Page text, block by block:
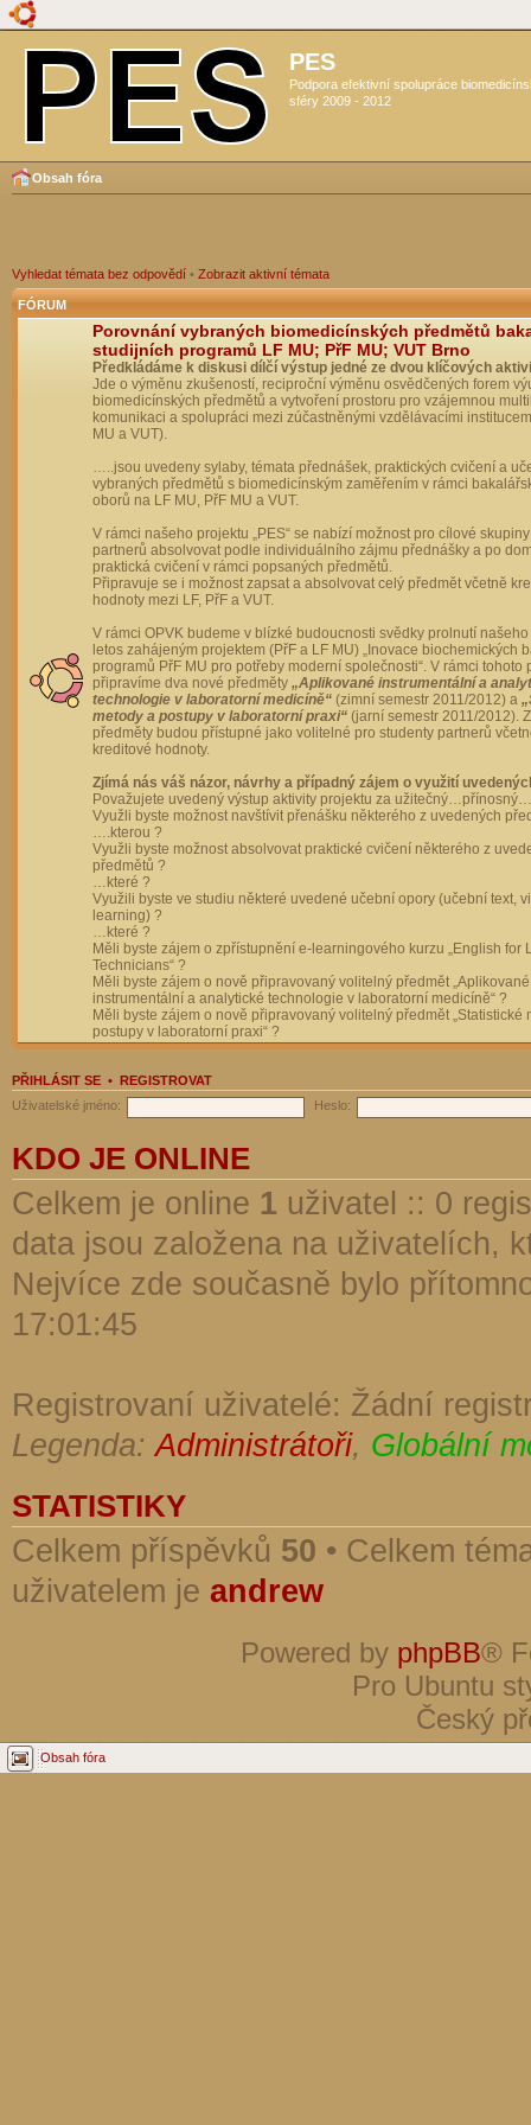
PES
Podpora efektivní spolupráce
sféry 2009 - 2012
Obsah fóra
Vyhledat témata bez odpovědí • Zobrazit aktivní témata
FÓRUM
Porovnání vybraných biomedicínských předmětů
studijních programů LF MU; PřF MU; VUT Brno
Předkládáme k diskusi dílčí výstup jedné ze dvou klíčových
Jde o výměnu zkušeností, reciproční výměnu osvědčených forem
biomedicínských předmětů a vytvoření prostoru pro vzájemnou
komunikaci a spolupráci mezi zúčastněnými vzdělávacími
MU a VUT).
…..jsou uvedeny sylaby, témata přednášek, praktických cvičení a
vybraných předmětů s biomedicínským zaměřením v rámci
oborů na LF MU, PřF MU a VUT.
V rámci našeho projektu „PES“ se nabízí možnost pro cílové
partnerů absolvovat podle individuálního zájmu přednášky a po
praktická cvičení v rámci popsaných předmětů.
Připravuje se i možnost zapsat a absolvovat celý předmět včetně
hodnoty mezi LF, PřF a VUT.
V rámci OPVK budeme v blízké budoucnosti svědky prolnutí
letos zahájeným projektem (PřF a LF MU) „Inovace biochemických
programů PřF MU pro potřeby moderní společnosti“. V rámci tohoto
připravíme dva nové předměty „Aplikované instrumentální a
technologie v laboratorní medicíně“ (zimní semestr 2011/2012) a
metody a postupy v laboratorní praxi“ (jarní semestr 2011/2012).
předměty budou přístupné jako volitelné pro studenty partnerů
kreditové hodnoty.
Zjímá nás váš názor, návrhy a případný zájem o využití
Považujete uvedený výstup aktivity projektu za
Využli byste možnost navštívit přenášku některého z uvedených
….kterou ?
Využli byste možnost absolvovat praktické cvičení některého z
předmětů ?
…které ?
Využili byste ve studiu některé uvedené učební opory (učební text,
learning) ?
…které ?
Měli byste zájem o zpřístupnění e-learningového kurzu „English for
Technicians“ ?
Měli byste zájem o nově připravovaný volitelný předmět „Aplikované
instrumentální a analytické technologie v laboratorní medicíně“ ?
Měli byste zájem o nově připravovaný volitelný předmět „Statistické
postupy v laboratorní praxi“ ?
PŘIHLÁSIT SE • REGISTROVAT
Uživatelské jméno:
Heslo:
KDO JE ONLINE
Celkem je online 1 uživatel :: 0
data jsou založena na uživatelích,
Nejvíce zde současně bylo
17:01:45
Registrovaní uživatelé: Žádní
Legenda:Administrátoři, Globální
STATISTIKY
Celkem příspěvků 50 • Celkem
uživatelem je andrew
Powered by phpBB®
Pro Ubuntu
Český
Obsah fóra